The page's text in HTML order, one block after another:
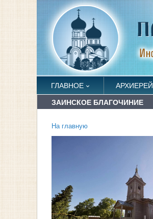
ГЛАВНОЕ АРХИЕРЕЙ
ЗАИНСКОЕ БЛАГОЧИНИЕ
На главную